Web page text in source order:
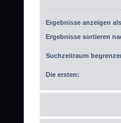
Ergebnisse anzeigen
Ergebnisse sortieren
Suchzeitraum
Die ersten: